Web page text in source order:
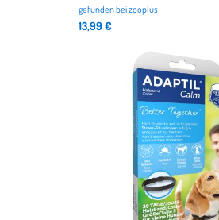
gefunden beizooplus
13,99 €